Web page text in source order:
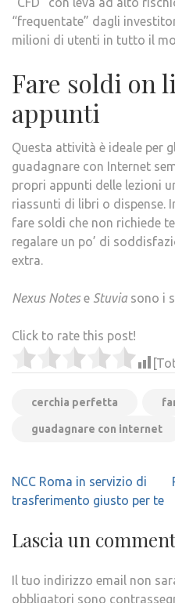
“frequentate” dagli
milioni di utenti in tutto il
Fare soldi on
appunti
Questa attività è ideale per
guadagnare con Internet
propri appunti delle lezioni
riassunti di libri o dispense.
fare soldi che non richiede
regalare un po’ di
extra.
Nexus Notese Stuvia sono i
Click to rate this post!
cerchia perfetta
guadagnare con internet
Navigazione
articoli
NCC Roma in servizio di
trasferimento giusto per te
Lascia un
Il tuo indirizzo email non
obbligatori sono